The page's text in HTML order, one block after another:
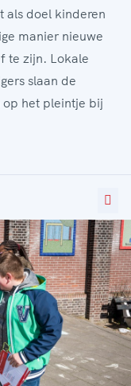
als doel kinderen
manier nieuwe
te zijn. Lokale
slaan de
op het pleintje bij